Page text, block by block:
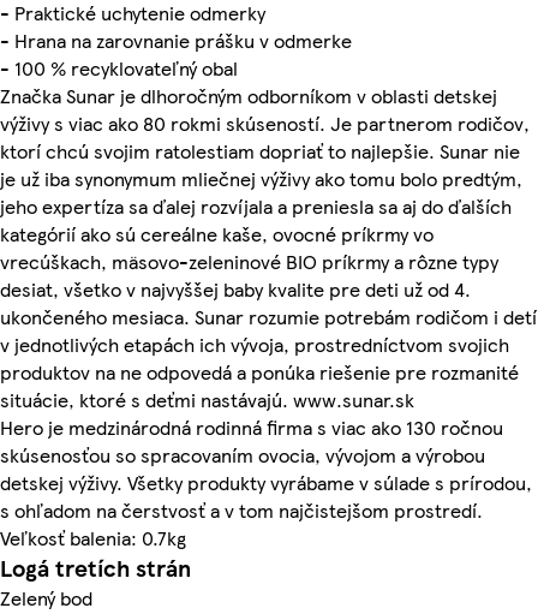
- Praktické uchytenie odmerky
- Hrana na zarovnanie prášku v odmerke
- 100 % recyklovateľný obal
Značka Sunar je dlhoročným odborníkom v oblasti detskej
výživy s viac ako 80 rokmi skúseností. Je partnerom rodičov,
ktorí chcú svojim ratolestiam dopriať to najlepšie. Sunar nie
je už iba synonymum mliečnej výživy ako tomu bolo predtým,
jeho expertíza sa ďalej rozvíjala a preniesla sa aj do ďalších
kategórií ako sú cereálne kaše, ovocné príkrmy vo
vrecúškach, mäsovo-zeleninové BIO príkrmy a rôzne typy
desiat, všetko v najvyššej baby kvalite pre deti už od 4.
ukončeného mesiaca. Sunar rozumie potrebám rodičom i detí
v jednotlivých etapách ich vývoja, prostredníctvom svojich
produktov na ne odpovedá a ponúka riešenie pre rozmanité
situácie, ktoré s deťmi nastávajú. www.sunar.sk
Hero je medzinárodná rodinná firma s viac ako 130 ročnou
skúsenosťou so spracovaním ovocia, vývojom a výrobou
detskej výživy. Všetky produkty vyrábame v súlade s prírodou,
s ohľadom na čerstvosť a v tom najčistejšom prostredí.
Veľkosť balenia: 0.7kg
Logá tretích strán
Zelený bod